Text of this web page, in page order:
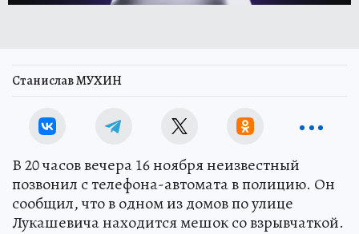
Станислав МУХИН
В 20 часов вечера 16 ноября неизвестный
позвонил с телефона-автомата в полицию. Он
сообщил, что в одном из домов по улице
Лукашевича находится мешок со взрывчаткой.